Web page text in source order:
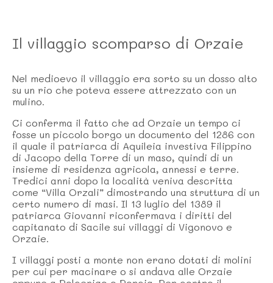
Il villaggio scomparso di Orzaie
Nel medioevo il villaggio era sorto su un dosso alto
su un rio che poteva essere attrezzato con un
mulino.
Ci conferma il fatto che ad Orzaie un tempo ci
fosse un piccolo borgo un documento del 1286 con
il quale il patriarca di Aquileia investiva Filippino
di Jacopo della Torre di un maso, quindi di un
insieme di residenza agricola, annessi e terre.
Tredici anni dopo la località veniva descritta
come “Villa Orzali” dimostrando una struttura di un
certo numero di masi. Il 13 luglio del 1389 il
patriarca Giovanni riconfermava i diritti del
capitanato di Sacile sui villaggi di Vigonovo e
Orzaie.
I villaggi posti a monte non erano dotati di molini
per cui per macinare o si andava alle Orzaie